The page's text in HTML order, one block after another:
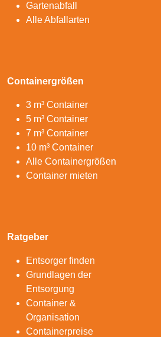
Gartenabfall
Alle Abfallarten
Containergrößen
3 m³ Container
5 m³ Container
7 m³ Container
10 m³ Container
Alle Containergrößen
Container mieten
Ratgeber
Entsorger finden
Grundlagen der
Entsorgung
Container &
Organisation
Containerpreise